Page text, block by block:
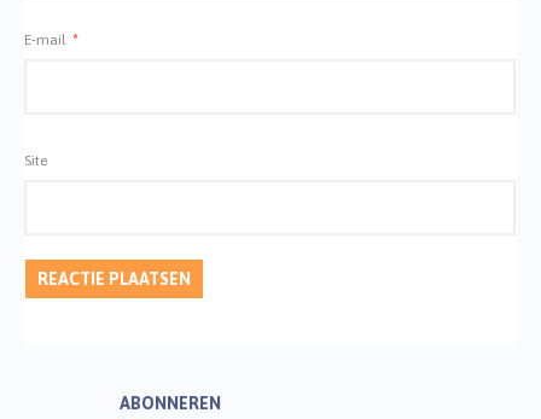
E-mail *
Site
ABONNEREN